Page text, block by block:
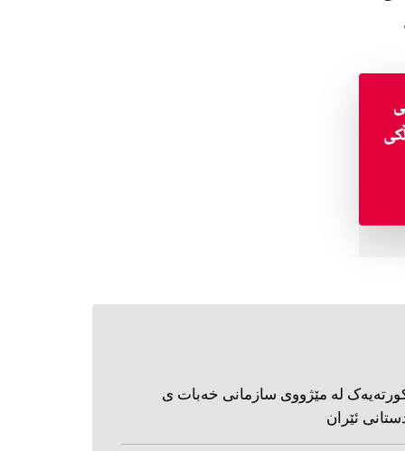
له مێژووی سازمانی خه‌بات ی
ئێران